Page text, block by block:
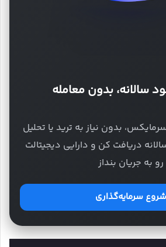
بدون نیاز به ترید یا تحلیل
سود سالانه دریافت کن و دارایی دیجیتالت
رو به جریان بنداز
شروع سرمایه‌گذاری